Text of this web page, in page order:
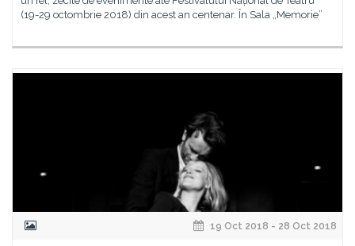
(19-29 octombrie 2018) din acest an centenar. În Sala „Memorie”
19 Oct 2018 - 28 Oct 2018